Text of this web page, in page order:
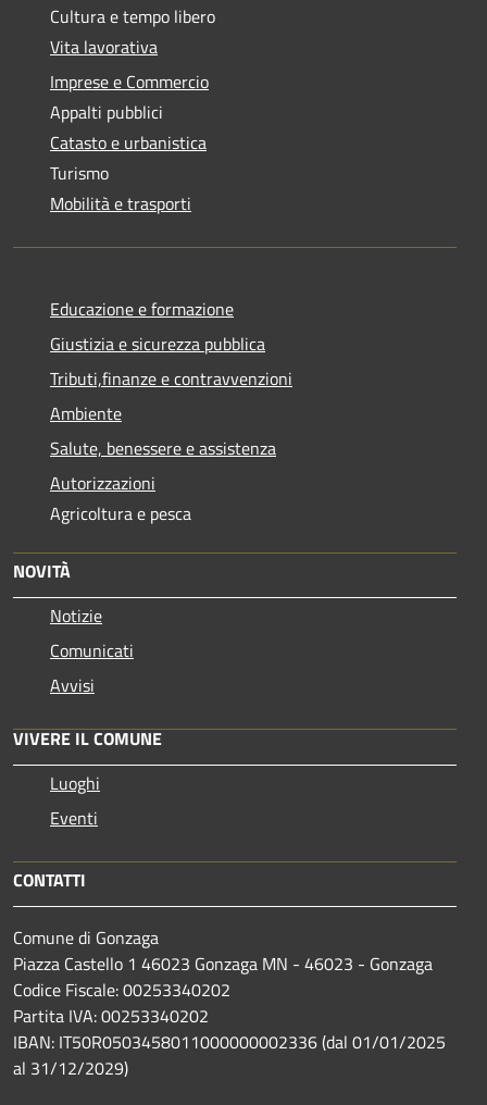
Cultura e tempo libero
Vita lavorativa
Imprese e Commercio
Appalti pubblici
Catasto e urbanistica
Turismo
Mobilità e trasporti
Educazione e formazione
Giustizia e sicurezza pubblica
Tributi,finanze e contravvenzioni
Ambiente
Salute, benessere e assistenza
Autorizzazioni
Agricoltura e pesca
NOVITÀ
Notizie
Comunicati
Avvisi
VIVERE IL COMUNE
Luoghi
Eventi
CONTATTI
Comune di Gonzaga
Piazza Castello 1 46023 Gonzaga MN - 46023 - Gonzaga
Codice Fiscale: 00253340202
Partita IVA: 00253340202
IBAN: IT50R0503458011000000002336 (dal 01/01/2025
al 31/12/2029)